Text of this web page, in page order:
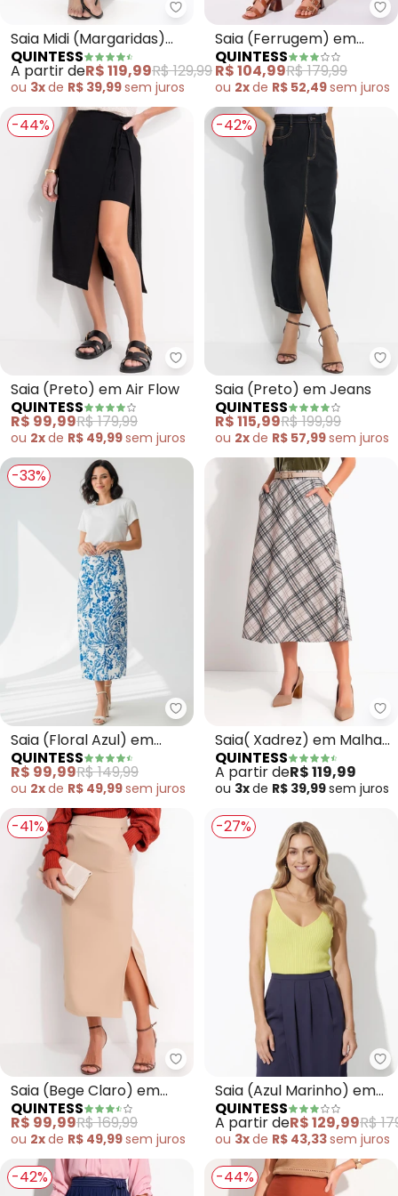
Quintess - Saia Midi
Saia Midi (Margaridas)
com Bolsos e Fenda
QUINTESS
A partir deR$ 119,99R$ 129,99
ou 3xde R$ 39,99sem juros
Saia (Ferrugem) em
Alfaiataria
QUINTESS
R$ 104,99R$ 179,99
ou 2xde R$ 52,49sem juros
-44%
Quintess - Saia (Preto) em Air
Saia (Preto) em Air Flow
QUINTESS
R$ 99,99R$ 179,99
ou 2xde R$ 49,99sem juros
-42%
Saia (Preto) em Jeans
QUINTESS
R$ 115,99R$ 199,99
ou 2xde R$ 57,99sem juros
-33%
Quintess - Saia (Floral Azul) em
Saia (Floral Azul) em
Viscose Plana
QUINTESS
R$ 99,99R$ 149,99
ou 2xde R$ 49,99sem juros
Saia( Xadrez) em Malha
Canelada
QUINTESS
A partir deR$ 119,99
ou 3xde R$ 39,99sem juros
-41%
Quintess - Saia (Bege Claro)
Saia (Bege Claro) em
Crepe Plano
QUINTESS
R$ 99,99R$ 169,99
ou 2xde R$ 49,99sem juros
-27%
Saia (Azul Marinho) em
Cetim
QUINTESS
A partir deR$ 129,99R$
ou 3xde R$ 43,33sem juros
-42% -44%